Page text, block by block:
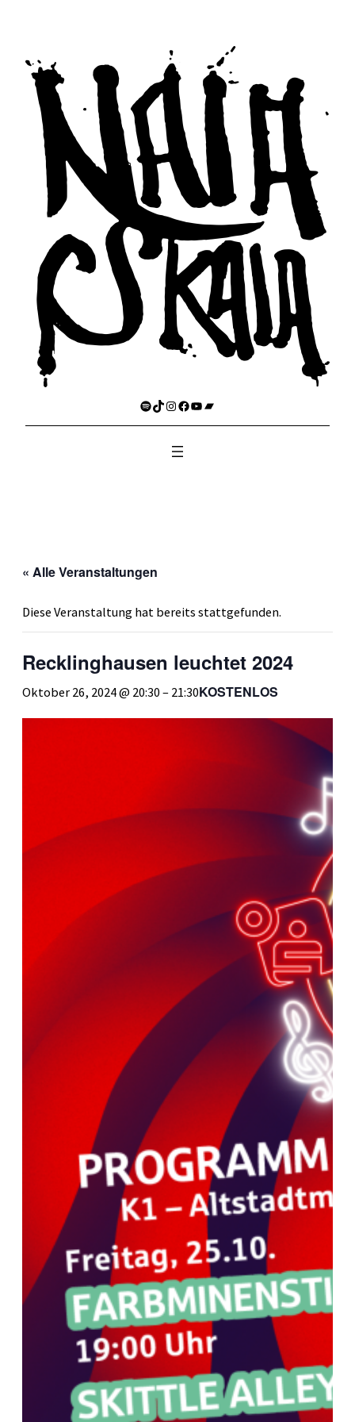
Spotify
TikTok
Instagram
Facebook
YouTube
Bandcamp
« Alle Veranstaltungen
Diese Veranstaltung hat bereits stattgefunden.
Recklinghausen leuchtet 2024
Oktober 26, 2024 @ 20:30 – 21:30KOSTENLOS